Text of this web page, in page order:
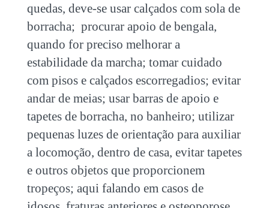
quedas, deve-se usar calçados com sola de
borracha; procurar apoio de bengala,
quando for preciso melhorar a
estabilidade da marcha; tomar cuidado
com pisos e calçados escorregadios; evitar
andar de meias; usar barras de apoio e
tapetes de borracha, no banheiro; utilizar
pequenas luzes de orientação para auxiliar
a locomoção, dentro de casa, evitar tapetes
e outros objetos que proporcionem
tropeços; aqui falando em casos de